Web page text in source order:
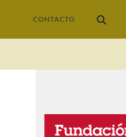
CONTACTO